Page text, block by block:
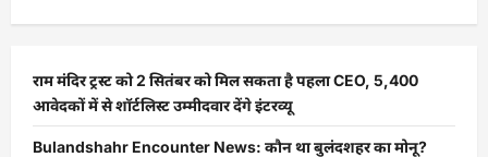
राम मंदिर ट्रस्ट को 2 सितंबर को मिल सकता है पहला CEO, 5,400
आवेदकों में से शॉर्टलिस्ट उम्मीदवार देंगे इंटरव्यू
Bulandshahr Encounter News: कौन था बुलंदशहर का मोनू?